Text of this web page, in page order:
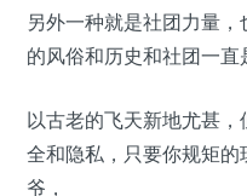
另外一种就是社团力量
的风俗和历史和社团一直
以古老的飞天新地尤甚
全和隐私，只要你规矩
爷，